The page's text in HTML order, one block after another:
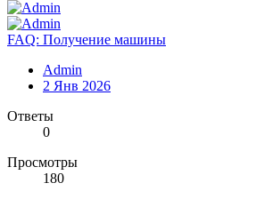
FAQ: Получение машины
Admin
2 Янв 2026
Ответы
0
Просмотры
180